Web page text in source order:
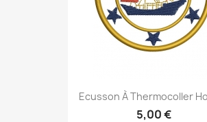
Ecusson À Thermocoller
5,00 €